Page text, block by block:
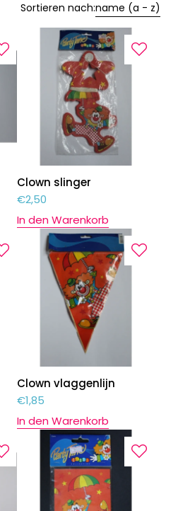
Sortieren nach:name (a - z)
Clown slinger
€2,50
In den Warenkorb
Clown vlaggenlijn
€1,85
In den Warenkorb